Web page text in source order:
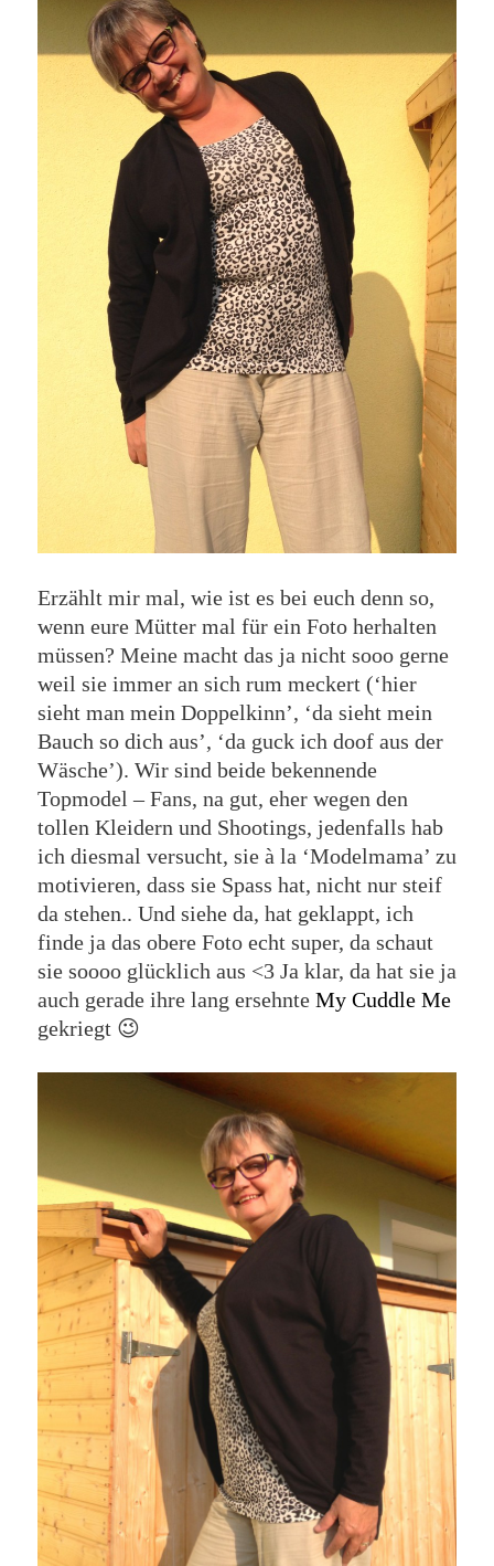
Erzählt mir mal, wie ist es bei euch denn so,
wenn eure Mütter mal für ein Foto herhalten
müssen? Meine macht das ja nicht sooo gerne
weil sie immer an sich rum meckert (‘hier
sieht man mein Doppelkinn’, ‘da sieht mein
Bauch so dich aus’, ‘da guck ich doof aus der
Wäsche’). Wir sind beide bekennende
Topmodel – Fans, na gut, eher wegen den
tollen Kleidern und Shootings, jedenfalls hab
ich diesmal versucht, sie à la ‘Modelmama’ zu
motivieren, dass sie Spass hat, nicht nur steif
da stehen.. Und siehe da, hat geklappt, ich
finde ja das obere Foto echt super, da schaut
sie soooo glücklich aus <3 Ja klar, da hat sie ja
auch gerade ihre lang ersehnte My Cuddle Me
gekriegt 😉